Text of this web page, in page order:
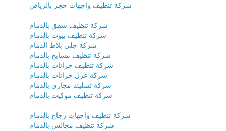
شركة تنظيف واجهات حجر بالرياض
شركة تنظيف شقق بالدمام
شركة تنظيف بيوت بالدمام
شركة جلي بلاط الدمام
شركة تنظيف مسابح بالدمام
شركة تنظيف خزانات بالدمام
شركة عزل خزانات بالدمام
شركة تسليك مجارى بالدمام
شركة تنظيف موكيت بالدمام
شركة تنظيف واجهات زجاج بالدمام
شركة تنظيف مجالس بالدمام